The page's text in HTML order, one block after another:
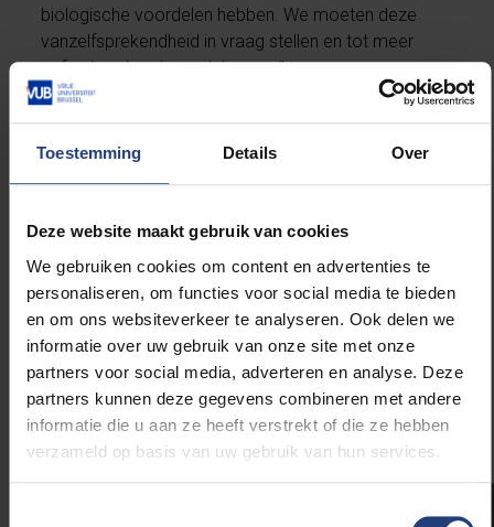
Toestemming Details Over
Deze website maakt gebruik van cookies
We gebruiken cookies om content en advertenties te
personaliseren, om functies voor social media te bieden
en om ons websiteverkeer te analyseren. Ook delen we
informatie over uw gebruik van onze site met onze
partners voor social media, adverteren en analyse. Deze
partners kunnen deze gegevens combineren met andere
informatie die u aan ze heeft verstrekt of die ze hebben
verzameld op basis van uw gebruik van hun services.
biologische voordelen hebben. We moeten deze
vanzelfsprekendheid in vraag stellen en tot meer
gefundeerd onderzoek komen.”
Lotte: “Om een internationaal, wetenschappelijk
onderbouwd sportreglement te krijgen en te
financieren, is er meer stimulans nodig dan de actie
met verschillende mediatitels, werd het in augustus
opgepikt door de redactie van Knack. “Ik was enorm
verrast dat de redactie van Knack weinig
aanpassingen maakte aan ons artikel. Ik ben best
wel trots dat ons artikel sterk genoeg was om als
vrijwel origineel werk te kunnen verschijnen in de
media."